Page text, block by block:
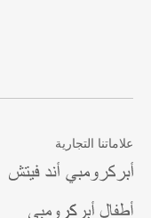
علاماتنا التجارية